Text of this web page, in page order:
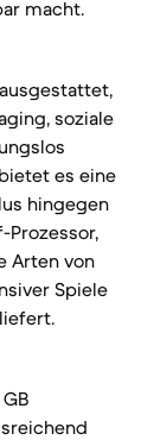
macht.
soziale
es eine
hingegen
Arten von
Spiele